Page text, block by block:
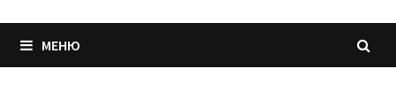
МЕНЮ